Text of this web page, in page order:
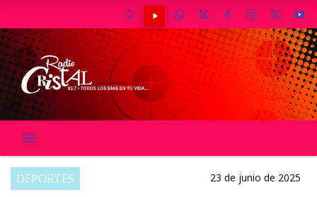
DEPORTES 23 de junio de 2025